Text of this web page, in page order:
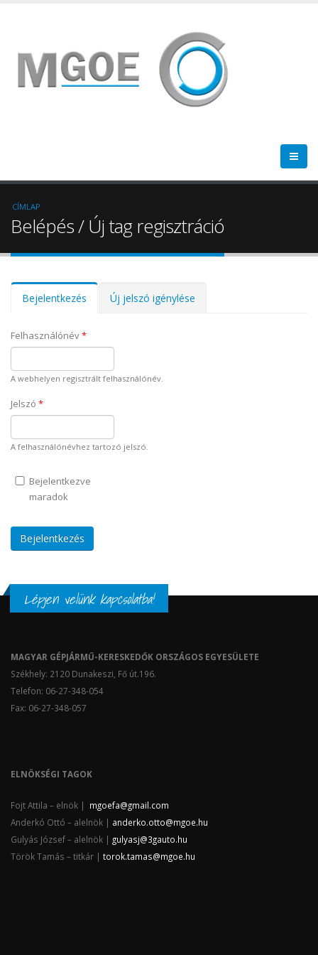
CÍMLAP
Belépés / Új tag regisztráció
Elsődleges fülek
Bejelentkezés (aktívÚj jelszó igénylése
Felhasználónév*
A webhelyen regisztrált felhasználónév.
Jelszó *
A felhasználónévhez tartozó jelszó.
Bejelentkezve
maradok
Lépjen velünk kapcsolatba!
MAGYAR GÉPJÁRMŰ-KERESKEDŐK ORSZÁGOS EGYESÜLETE
Székhely: 2120 Dunakeszi, Fő út.196.
Telefon: 06-27-348-054
Fax: 06-27-348-057
ELNÖKSÉGI TAGOK
Fojt Attila – elnök | mgoefa@gmail.com
Anderkó Ottó – alelnök | anderko.otto@mgoe.hu
Gulyás József – alelnök | gulyasj@3gauto.hu
Török Tamás – titkár | torok.tamas@mgoe.hu